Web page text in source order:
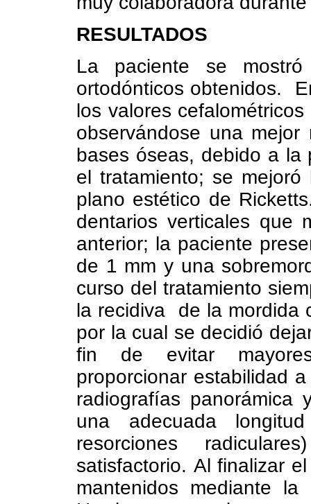
RESULTADOS
La paciente se
ortodónticos obtenidos.
los valores
observándose una
bases óseas, debido a la
el tratamiento; se
plano estético de
dentarios verticales que
anterior; la paciente
de 1 mm y una
curso del tratamiento
la recidiva de la mordida
por la cual se decidió
fin de evitar
proporcionar estabilidad
radiografías panorámica
una adecuada
resorciones
satisfactorio. Al finalizar
mantenidos mediante